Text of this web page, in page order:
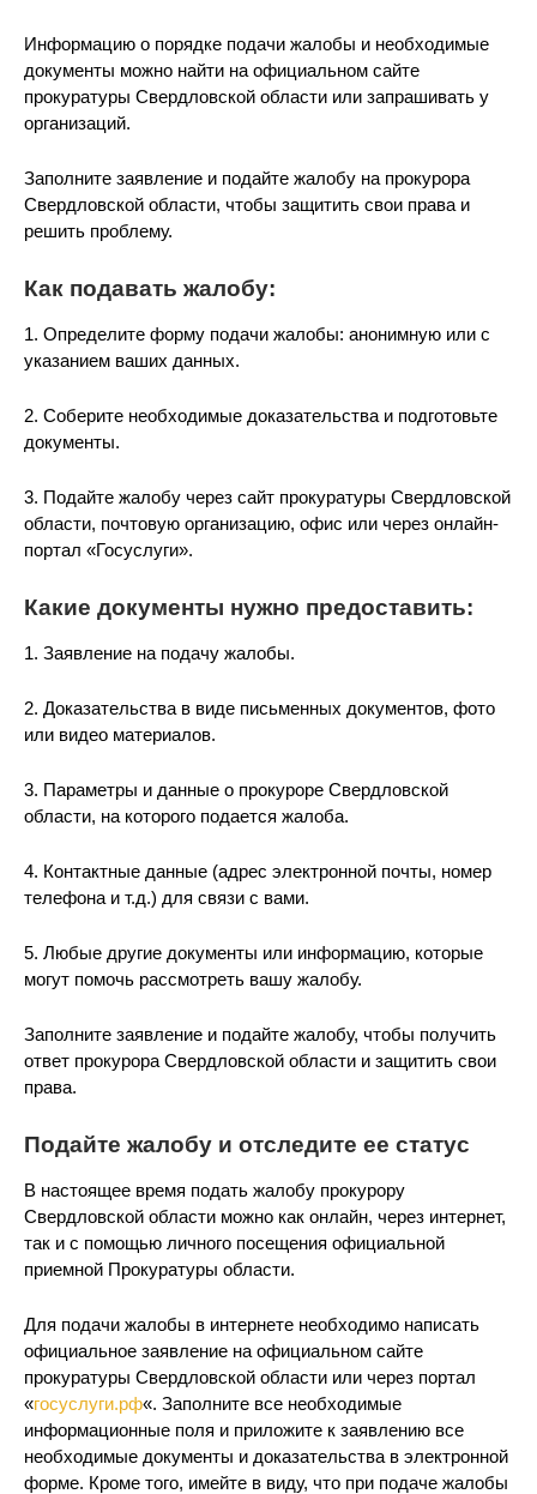
Информацию о порядке подачи жалобы и необходимые
документы можно найти на официальном сайте
прокуратуры Свердловской области или запрашивать у
организаций.
Заполните заявление и подайте жалобу на прокурора
Свердловской области, чтобы защитить свои права и
решить проблему.
Как подавать жалобу:
1. Определите форму подачи жалобы: анонимную или с
указанием ваших данных.
2. Соберите необходимые доказательства и подготовьте
документы.
3. Подайте жалобу через сайт прокуратуры Свердловской
области, почтовую организацию, офис или через онлайн-
портал «Госуслуги».
Какие документы нужно предоставить:
1. Заявление на подачу жалобы.
2. Доказательства в виде письменных документов, фото
или видео материалов.
3. Параметры и данные о прокуроре Свердловской
области, на которого подается жалоба.
4. Контактные данные (адрес электронной почты, номер
телефона и т.д.) для связи с вами.
5. Любые другие документы или информацию, которые
могут помочь рассмотреть вашу жалобу.
Заполните заявление и подайте жалобу, чтобы получить
ответ прокурора Свердловской области и защитить свои
права.
Подайте жалобу и отследите ее статус
В настоящее время подать жалобу прокурору
Свердловской области можно как онлайн, через интернет,
так и с помощью личного посещения официальной
приемной Прокуратуры области.
Для подачи жалобы в интернете необходимо написать
официальное заявление на официальном сайте
прокуратуры Свердловской области или через портал
«госуслуги.рф«. Заполните все необходимые
информационные поля и приложите к заявлению все
необходимые документы и доказательства в электронной
форме. Кроме того, имейте в виду, что при подаче жалобы